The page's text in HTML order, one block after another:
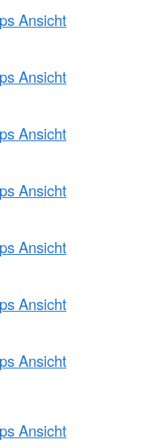
Ansicht
Ansicht
Ansicht
Ansicht
Ansicht
Ansicht
Ansicht
Ansicht